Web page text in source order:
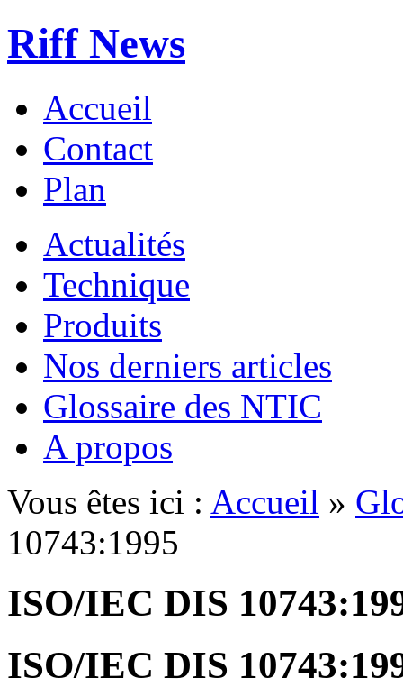
Riff News
Accueil
Contact
Plan
Actualités
Technique
Produits
Nos derniers articles
Glossaire des NTIC
A propos
Vous êtes ici : Accueil »
10743:1995
ISO/IEC DIS
ISO/IEC DIS